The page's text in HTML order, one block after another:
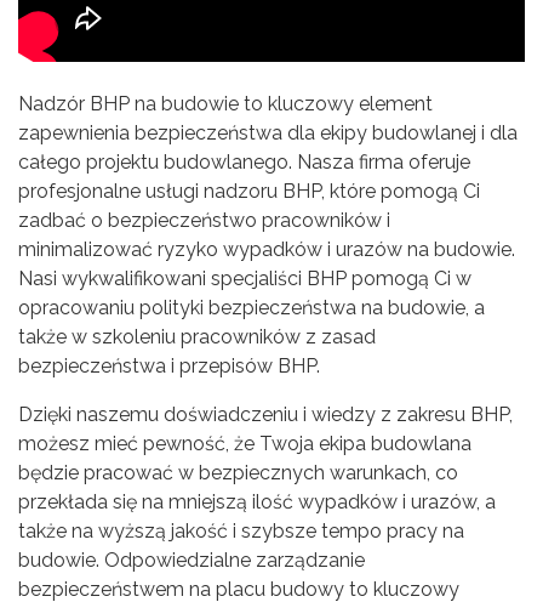
Nadzór BHP na budowie to kluczowy element
zapewnienia bezpieczeństwa dla ekipy budowlanej i dla
całego projektu budowlanego. Nasza firma oferuje
profesjonalne usługi nadzoru BHP, które pomogą Ci
zadbać o bezpieczeństwo pracowników i
minimalizować ryzyko wypadków i urazów na budowie.
Nasi wykwalifikowani specjaliści BHP pomogą Ci w
opracowaniu polityki bezpieczeństwa na budowie, a
także w szkoleniu pracowników z zasad
bezpieczeństwa i przepisów BHP.
Dzięki naszemu doświadczeniu i wiedzy z zakresu BHP,
możesz mieć pewność, że Twoja ekipa budowlana
będzie pracować w bezpiecznych warunkach, co
przekłada się na mniejszą ilość wypadków i urazów, a
także na wyższą jakość i szybsze tempo pracy na
budowie. Odpowiedzialne zarządzanie
bezpieczeństwem na placu budowy to kluczowy